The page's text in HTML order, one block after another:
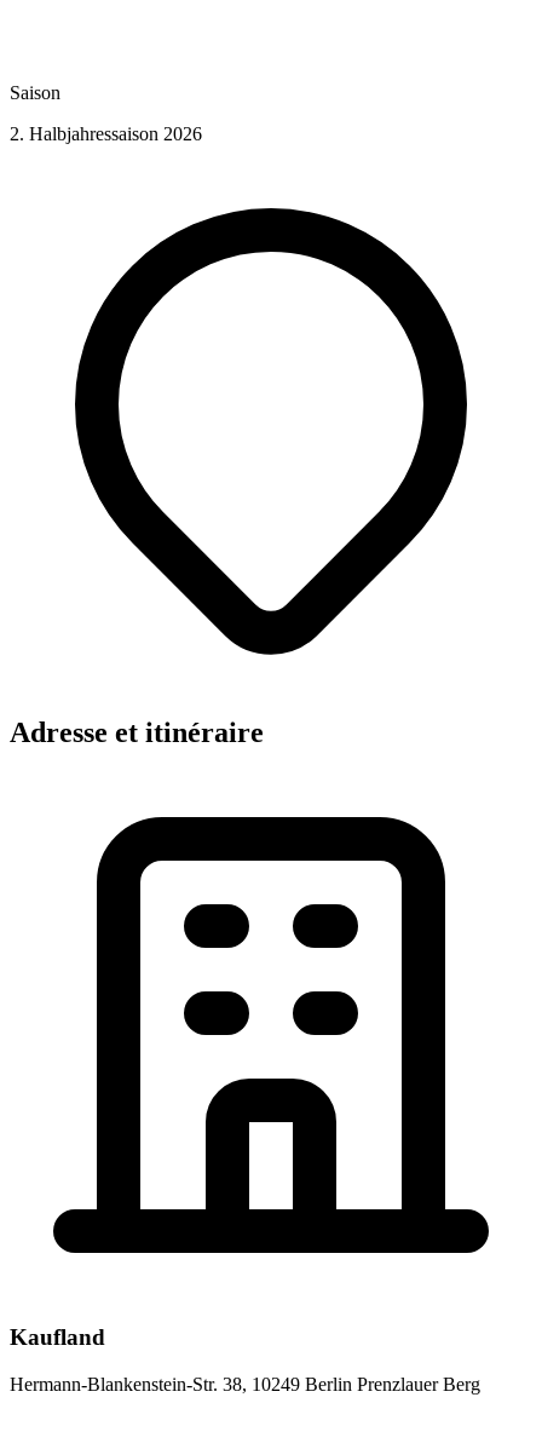
Saison
2. Halbjahressaison 2026
Adresse et itinéraire
Kaufland
Hermann-Blankenstein-Str. 38, 10249 Berlin Prenzlauer Berg